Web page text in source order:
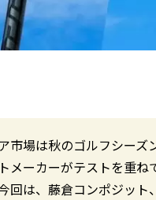
市場は秋のゴルフシーズ
メーカーがテストを重
回は、藤倉コンポジッ